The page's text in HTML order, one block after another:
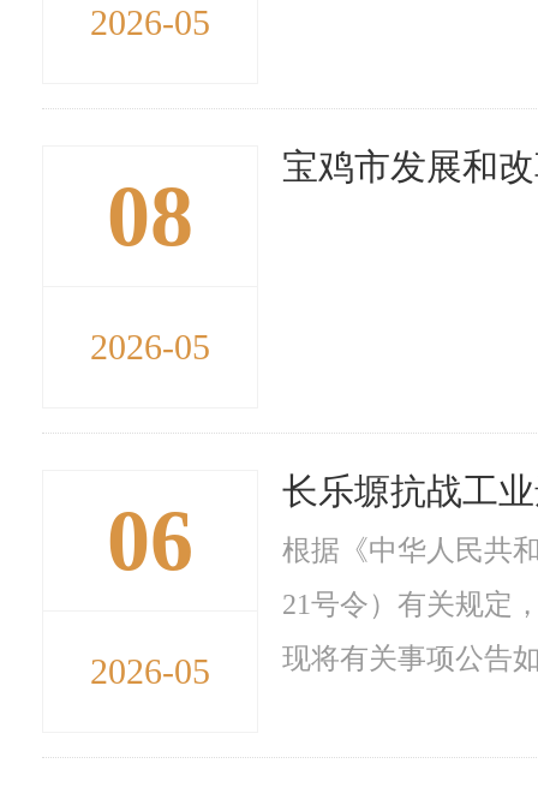
2026-05
08
2026-05
宝鸡市发展和
06
2026-05
长乐塬抗战工
根据《中华人民共
21号令）有关规定
现将有关事项公告